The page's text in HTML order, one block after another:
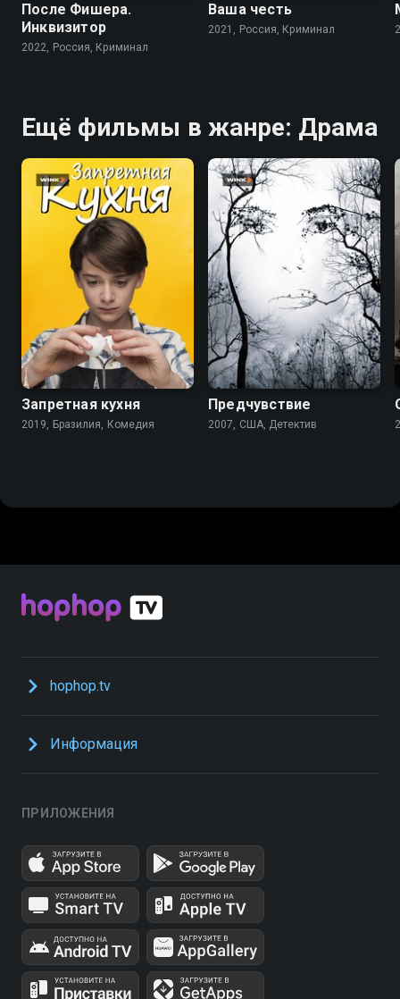
После Фишера.
Инквизитор
2022, Россия, Криминал
Ваша честь
2021, Россия, Криминал
Ещё фильмы в жанре: Драма
6.7 6.2
Запретная кухня
2019, Бразилия, Комедия
7.3 5.9
Предчувствие
2007, США, Детектив
hophop.tv
Информация
ПРИЛОЖЕНИЯ